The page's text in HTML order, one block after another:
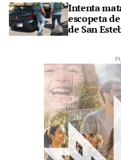
Intenta
escopeta
de San